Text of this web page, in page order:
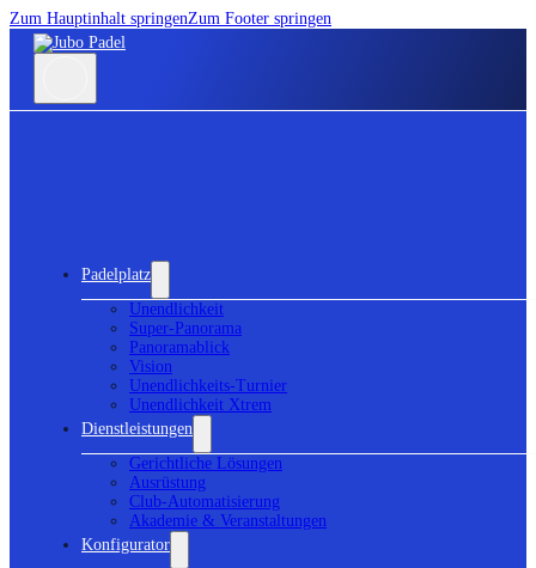
Zum Hauptinhalt springenZum Footer springen
Padelplatz
Unendlichkeit
Super-Panorama
Panoramablick
Vision
Unendlichkeits-Turnier
Unendlichkeit Xtrem
Dienstleistungen
Gerichtliche Lösungen
Ausrüstung
Club-Automatisierung
Akademie & Veranstaltungen
Konfigurator